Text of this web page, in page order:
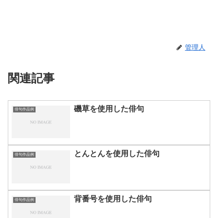
管理人
関連記事
俳句作品例 磯草を使用した俳句
俳句作品例 とんとんを使用した俳句
俳句作品例 背番号を使用した俳句